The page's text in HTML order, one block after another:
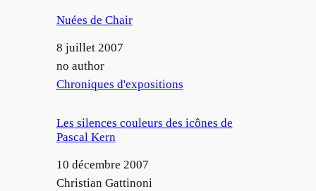
Nuées de Chair
Date
8 juillet 2007
Auteur
no author
Par rapport à
Chroniques d'expositions
Les silences couleurs des icônes de
Pascal Kern
Date
10 décembre 2007
Auteur
Christian Gattinoni